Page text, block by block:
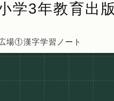
学3年教育出
場①漢字学習ノート